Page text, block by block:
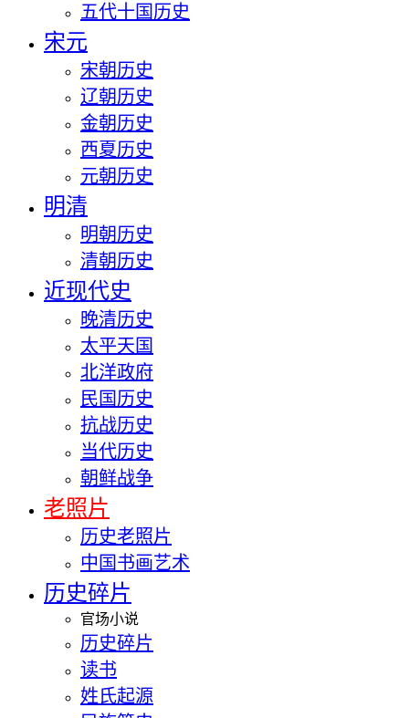
五代十国历史
宋元
宋朝历史
辽朝历史
金朝历史
西夏历史
元朝历史
明清
明朝历史
清朝历史
近现代史
晚清历史
太平天国
北洋政府
民国历史
抗战历史
当代历史
朝鲜战争
老照片
历史老照片
中国书画艺术
历史碎片
官场小说
历史碎片
读书
姓氏起源